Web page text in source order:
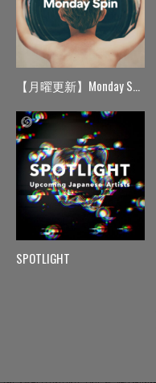
【月曜更新】Monday Spin
SPOTLIGHT